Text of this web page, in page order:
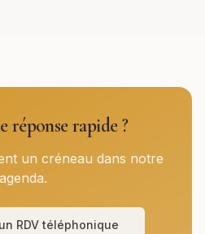
réponse rapide ?
un créneau dans notre
agenda.
RDV téléphonique